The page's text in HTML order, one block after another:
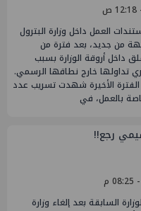
العمل داخل وزارة البترول
من جديد، بعد فترة من
داخل أروقة الوزارة بسبب
تداولها خارج نطاقها الرسمي.
الأخيرة شهدت تسريب عدد
بالعمل، في
رجع!!
السابقة بعد إلغاء وزارة